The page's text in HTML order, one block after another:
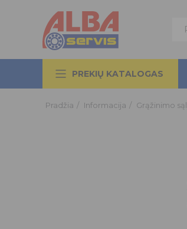
PREKIŲ KATALOGAS
Pradžia / Informacija / Grąžinimo